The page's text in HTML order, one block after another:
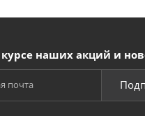
курсе наших акций и